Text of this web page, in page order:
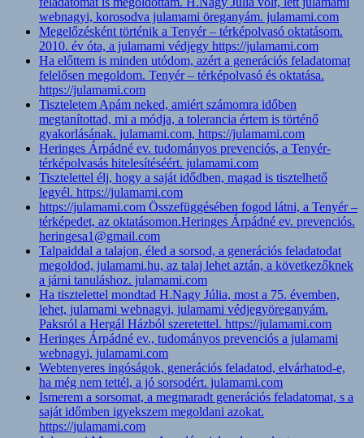
webnagyi, korosodva julamami öreganyám. julamami.com
Megelőzésként történik a Tenyér – térképolvasó oktatásom.
2010. év óta, a julamami védjegy https://julamami.com
Ha előttem is minden utódom, azért a generációs feladatomat
felelősen megoldom. Tenyér – térképolvasó és oktatása.
https://julamami.com
Tiszteletem Apám neked, amiért számomra időben
megtanítottad, mi a módja, a tolerancia értem is történő
gyakorlásának. julamami.com, https://julamami.com
Heringes Árpádné ev. tudományos prevenciós, a Tenyér-
térképolvasás hitelesítéséért. julamami.com
Tisztelettel élj, hogy a saját idődben, magad is tisztelhető
legyél. https://julamami.com
https://julamami.com Összefüggésében fogod látni, a Tenyér –
térképedet, az oktatásomon.Heringes Árpádné ev. prevenciós.
heringesa1@gmail.com
Talpaiddal a talajon, éled a sorsod, a generációs feladatodat
megoldod, julamami.hu, az talaj lehet aztán, a következőknek
a járni tanuláshoz. julamami.com
Ha tisztelettel mondtad H.Nagy Júlia, most a 75. évemben,
lehet, julamami webnagyi, julamami védjegyöreganyám.
Paksról a Hergál Házból szeretettel. https://julamami.com
Heringes Árpádné ev., tudományos prevenciós a julamami
webnagyi, julamami.com
Webtenyeres ingóságok, generációs feladatod, elvárhatod-e,
ha még nem tettél, a jó sorsodért. julamami.com
Ismerem a sorsomat, a megmaradt generációs feladatomat, s a
saját időmben igyekszem megoldani azokat.
https://julamami.com